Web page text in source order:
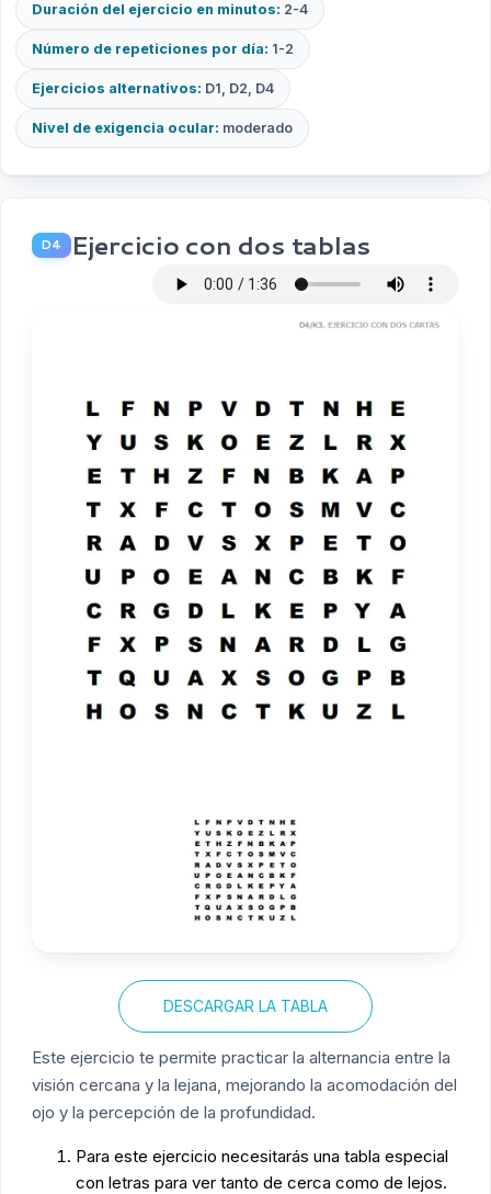
Duración del ejercicio en minutos: 2-4
Número de repeticiones por día: 1-2
Ejercicios alternativos: D1, D2, D4
Nivel de exigencia ocular: moderado
D4 Ejercicio con dos tablas
DESCARGAR LA TABLA
Este ejercicio te permite practicar la alternancia entre la
visión cercana y la lejana, mejorando la acomodación del
ojo y la percepción de la profundidad.
Para este ejercicio necesitarás una tabla especial
con letras para ver tanto de cerca como de lejos.